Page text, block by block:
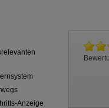
Anzeige